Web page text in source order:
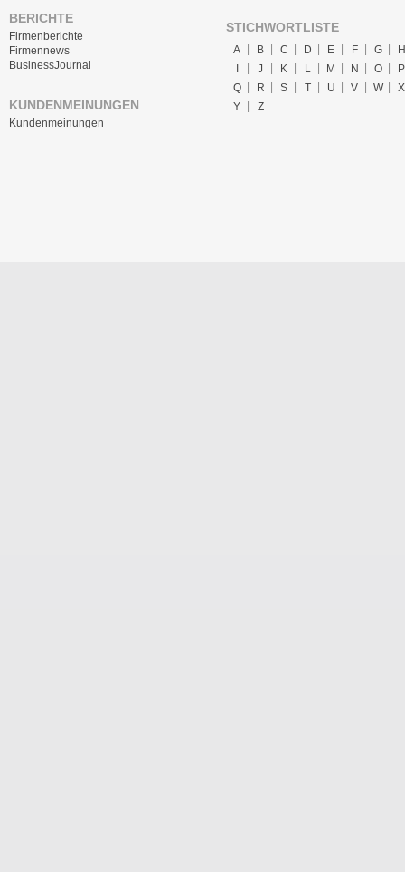
BERICHTE
Firmenberichte
Firmennews
BusinessJournal
KUNDENMEINUNGEN
Kundenmeinungen
STICHWORTLISTE
A B C D E F G
H
J K L M N O
P
Q
R S T U V W
X
Y
Z